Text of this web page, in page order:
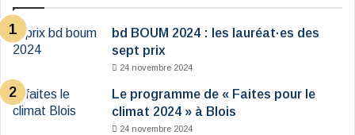
bd BOUM 2024 : les lauréat·es des
sept prix
24 novembre 2024
Le programme de « Faites pour le
climat 2024 » à Blois
24 novembre 2024